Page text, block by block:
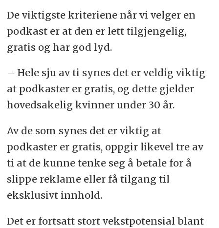
De viktigste kriteriene når vi velger en
podkast er at den er lett tilgjengelig,
gratis og har god lyd.
– Hele sju av ti synes det er veldig viktig
at podkaster er gratis, og dette gjelder
hovedsakelig kvinner under 30 år.
Av de som synes det er viktig at
podkaster er gratis, oppgir likevel tre av
ti at de kunne tenke seg å betale for å
slippe reklame eller få tilgang til
eksklusivt innhold.
Det er fortsatt stort vekstpotensial blant